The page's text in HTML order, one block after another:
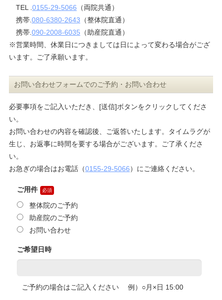
TEL . 0155-29-5066 （両院共通）
携帯. 080-6380-2643 （整体院直通）
携帯. 090-2008-6035 （助産院直通）
※営業時間、休業日につきましては日によって変わる場合がござ
います。ご了承願います。
お問い合わせフォームでのご予約・お問い合わせ
必要事項をご記入いただき、[送信]ボタンをクリックしてくださ
い。
お問い合わせの内容を確認後、ご返答いたします。タイムラグが
生じ、お返事に時間を要する場合がございます。ご了承くださ
い。
お急ぎの場合はお電話（0155-29-5066）にご連絡ください。
ご用件
整体院のご予約
助産院のご予約
お問い合わせ
ご希望日時
ご予約の場合はご記入ください 例）○月×日 15:00